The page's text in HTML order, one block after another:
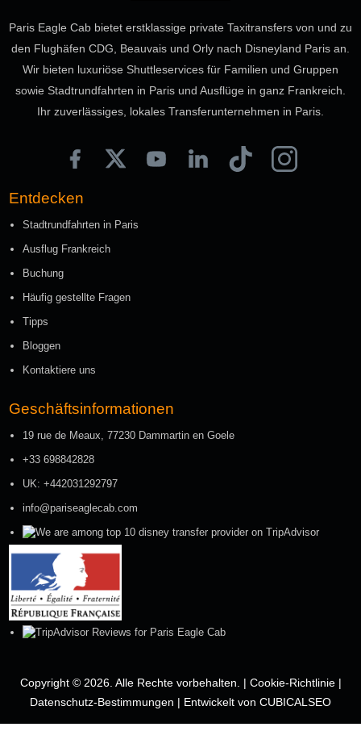
Paris Eagle Cab bietet erstklassige private Taxitransfers von und zu
den Flughäfen CDG, Beauvais und Orly nach Disneyland Paris an.
Wir bieten luxuriöse Shuttleservices für Familien und Gruppen
sowie Stadtrundfahrten in Paris und Ausflüge in ganz Frankreich.
Ihr zuverlässiges, lokales Transferunternehmen in Paris.
Entdecken
Stadtrundfahrten in Paris
Ausflug Frankreich
Buchung
Häufig gestellte Fragen
Tipps
Bloggen
Kontaktiere uns
Geschäftsinformationen
19 rue de Meaux, 77230 Dammartin en Goele
+33 698842828
UK: +442031292797
info@pariseaglecab.com
Copyright © 2026. Alle Rechte vorbehalten. | Cookie-Richtlinie|
Datenschutz-Bestimmungen | Entwickelt von CUBICALSEO